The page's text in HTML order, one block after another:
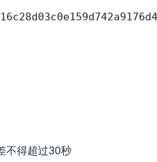
不得超过30秒